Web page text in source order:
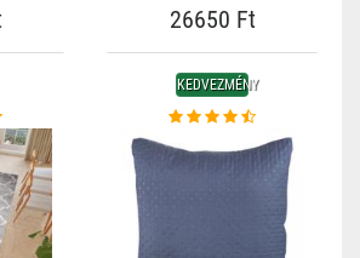
26650 Ft
KEDVEZMÉNY